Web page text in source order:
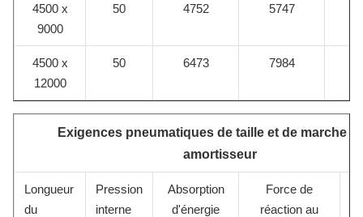
4500 x
9000
50 4752 5747
4500 x
12000
50 6473 7984
Exigences pneumatiques de taille et de marche
amortisseur
Longueur
du
Pression
interne
Absorption
d'énergie
Force de
réaction au